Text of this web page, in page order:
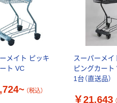
メイト ピッキ
ト VC
（税込）
スーパーメイ
ピングカート
1台（直送品）
￥21,643
へ